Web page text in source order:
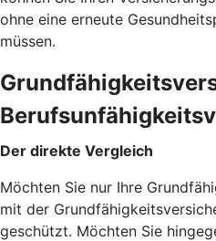
ohne eine erneute
müssen.
Der direkte Vergleich
Möchten Sie nur Ihre
mit der
geschützt. Möchten Sie